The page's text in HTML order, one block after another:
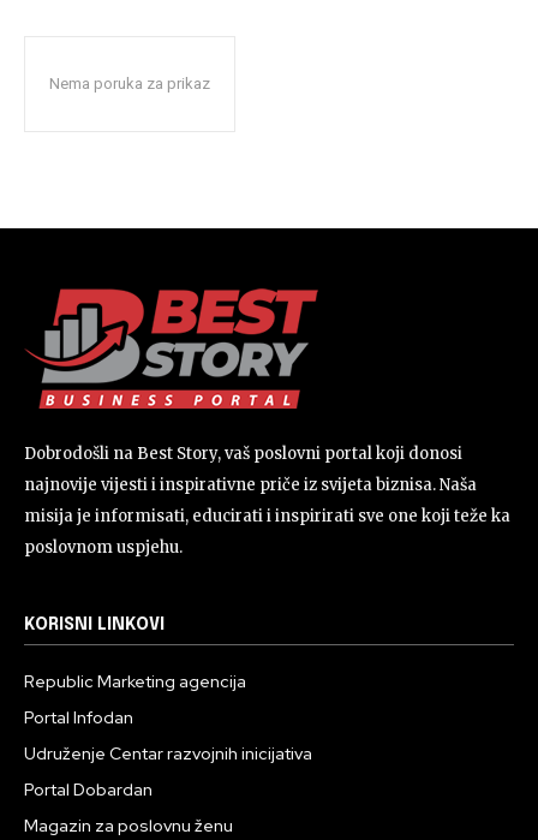
Nema poruka za prikaz
Dobrodošli na Best Story, vaš poslovni portal koji donosi
najnovije vijesti i inspirativne priče iz svijeta biznisa. Naša
misija je informisati, educirati i inspirirati sve one koji teže ka
poslovnom uspjehu.
KORISNI LINKOVI
Republic Marketing agencija
Portal Infodan
Udruženje Centar razvojnih inicijativa
Portal Dobardan
Magazin za poslovnu ženu